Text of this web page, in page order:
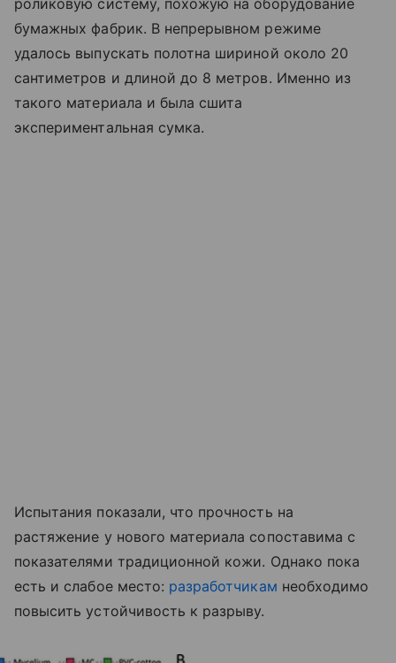
бумажных фабрик. В непрерывном режиме
удалось выпускать полотна шириной около 20
сантиметров и длиной до 8 метров. Именно из
такого материала и была сшита
экспериментальная сумка.
Испытания показали, что прочность на
растяжение у нового материала сопоставима с
показателями традиционной кожи. Однако пока
есть и слабое место: разработчикам необходимо
повысить устойчивость к разрыву.